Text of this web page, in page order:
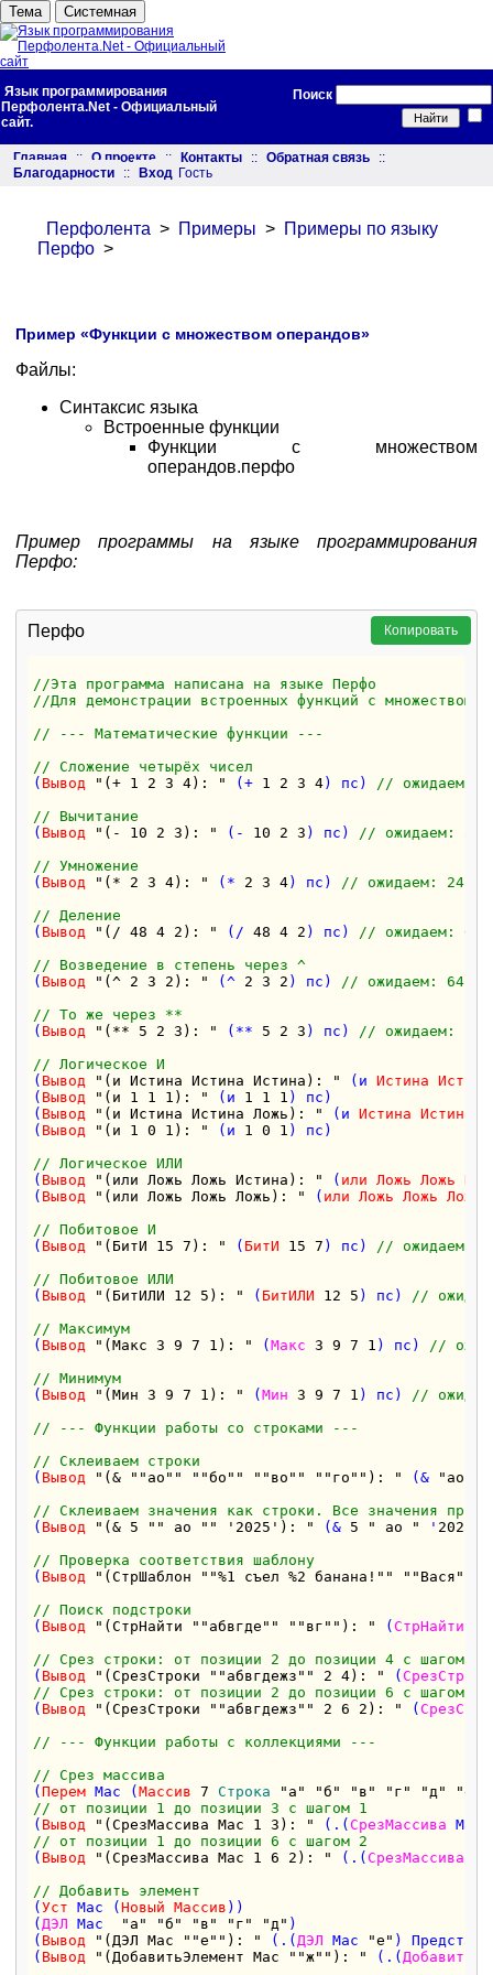
Тема Системная
Язык программирования
Перфолента.Net - Официальный
сайт.
Поиск
Главная :: О проекте :: Контакты :: Обратная связь
::
Благодарности
:: Вход Гость
Перфолента > Примеры > Примеры по языку
Перфо >
Пример «Функции с множеством операндов»
Файлы:
Синтаксис языка
Встроенные функции
Функции с множеством
операндов.перфо
Пример программы на языке программирования
Перфо:
Перфо Копировать
//Эта программа написана на языке Перфо
//Для демонстрации встроенных функций с множеством
// --- Математические функции ---
// Сложение четырёх чисел
( Вывод "(+ 1 2 3 4): " (+ 1 2 3 4) пс)
// ожидаем:
// Вычитание
( Вывод "(- 10 2 3): " (- 10 2 3 ) пс)
// ожидаем: 5
// Умножение
( Вывод "(* 2 3 4): " (* 2 3 4) пс)
// ожидаем: 24
// Деление
( Вывод "(/ 48 4 2): " (/ 48 4 2 ) пс)
// ожидаем: 6
// Возведение в степень через ^
( Вывод "(^ 2 3 2): " (^ 2 3 2 ) пс)
// ожидаем: 64
// То же через **
( Вывод "(** 5 2 3): " (** 5 2 3 ) пс)
// ожидаем:
// Логическое И
( Вывод "(и Истина Истина Истина): " (и Истина
Истина
( Вывод "(и 1 1 1): " (и 1 1 1 )
( Вывод "(и Истина Истина Ложь): " (и Истина Истина
( Вывод "(и 1 0 1): " (и 1 0 1 )
// Логическое ИЛИ
( Вывод "(или Ложь Ложь Истина): " ( или Ложь Ложь
( Вывод "(или Ложь Ложь Ложь): " ( или Ложь Ложь Ложь
// Побитовое И
( Вывод "(БитИ 15 7): " ( БитИ 15 7 ) пс)
// ожидаем: 7
// Побитовое ИЛИ
( Вывод "(БитИЛИ 12 5): " ( БитИЛИ 12 5 ) пс)
//
// Максимум
( Вывод "(Макс 3 9 7 1): " (Макс 3 9 7 1 ) пс)
//
// Минимум
( Вывод "(Мин 3 9 7 1): " (Мин 3 9 7 1 ) пс)
//
// --- Функции работы со строками ---
// Склеиваем строки
( Вывод "(& ""ао"" ""бо"" ""во"" ""го""): " (& "ао"
// Склеиваем значения как строки. Все значения
( Вывод "(& 5 "" ао "" '2025'): " (& 5 " ао " ' 2025
// Проверка соответствия шаблону
( Вывод
"(СтрШаблон ""%1 съел %2 банана!"" ""Вася""
// Поиск подстроки
( Вывод "(СтрНайти ""абвгде"" ""вг""): " (СтрНайти
// Срез строки: от позиции 2 до позиции 4 с шагом 1
( Вывод "(СрезСтроки ""абвгдежз"" 2 4): " (СрезСтроки
// Срез строки: от позиции 2 до позиции 6 с шагом 2
( Вывод "(СрезСтроки ""абвгдежз"" 2 6 2): " (
// --- Функции работы с коллекциями ---
// Срез массива
(Перем Мас (Массив 7 Строка "а" "б" "в" "г" "д" "е"
// от позиции 1 до позиции 3 с шагом 1
( Вывод "(СрезМассива Мас 1 3): " (.(СрезМассива Мас
// от позиции 1 до позиции 6 с шагом 2
( Вывод "(СрезМассива Мас 1 6 2): " (.(СрезМассива
// Добавить элемент
(Уст Мас (Новый Массив ))
( ДЭЛ Мас "а" "б" "в" "г" "д" )
( Вывод "(ДЭЛ Мас ""е""): " (.( ДЭЛ Мас "е" )
( Вывод "(ДобавитьЭлемент Мас ""ж""): " (.(